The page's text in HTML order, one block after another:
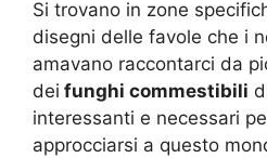
Si trovano in zone
disegni delle favole che i
amavano raccontarci da
dei funghi commestibili
interessanti e necessari
approcciarsi a questo